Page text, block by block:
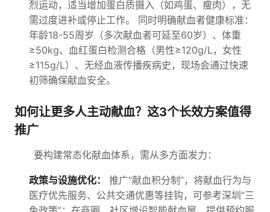
烈运动，适当增加蛋白质摄入（如鸡蛋、瘦肉），无
需过度进补或停止工作。 同时明确献血者健康标准：
年龄18-55周岁（多次献血者可延至60岁）、体重
≥50kg、血红蛋白检测合格（男性≥120g/L，女性
≥115g/L）、无经血液传播疾病史，现场会通过快速
初筛确保献血安全。
如何让更多人主动献血？这3个长效方案值得
推广
要构建常态化献血体系，需从多方面发力：
政策与设施优化：
推广“献血积分制”，将献血行为与
医疗优先服务、公共交通优惠等挂钩，可参考深圳“三